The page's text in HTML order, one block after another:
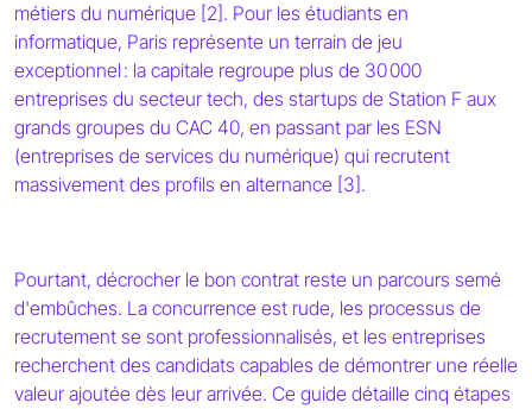
métiers du numérique [2]. Pour les étudiants en
informatique, Paris représente un terrain de jeu
exceptionnel : la capitale regroupe plus de 30 000
entreprises du secteur tech, des startups de Station F aux
grands groupes du CAC 40, en passant par les ESN
(entreprises de services du numérique) qui recrutent
massivement des profils en alternance [3].
Pourtant, décrocher le bon contrat reste un parcours semé
d'embûches. La concurrence est rude, les processus de
recrutement se sont professionnalisés, et les entreprises
recherchent des candidats capables de démontrer une réelle
valeur ajoutée dès leur arrivée. Ce guide détaille cinq étapes